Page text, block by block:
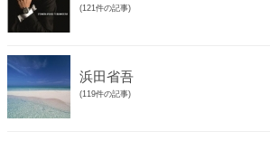
(121件の記事)
浜田省吾
(119件の記事)